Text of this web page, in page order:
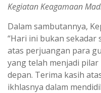
Kegiatan Keagamaan
Dalam sambutannya,
“Hari ini bukan
atas perjuangan para
yang telah menjadi pilar
depan. Terima kasih
ikhlasnya dalam